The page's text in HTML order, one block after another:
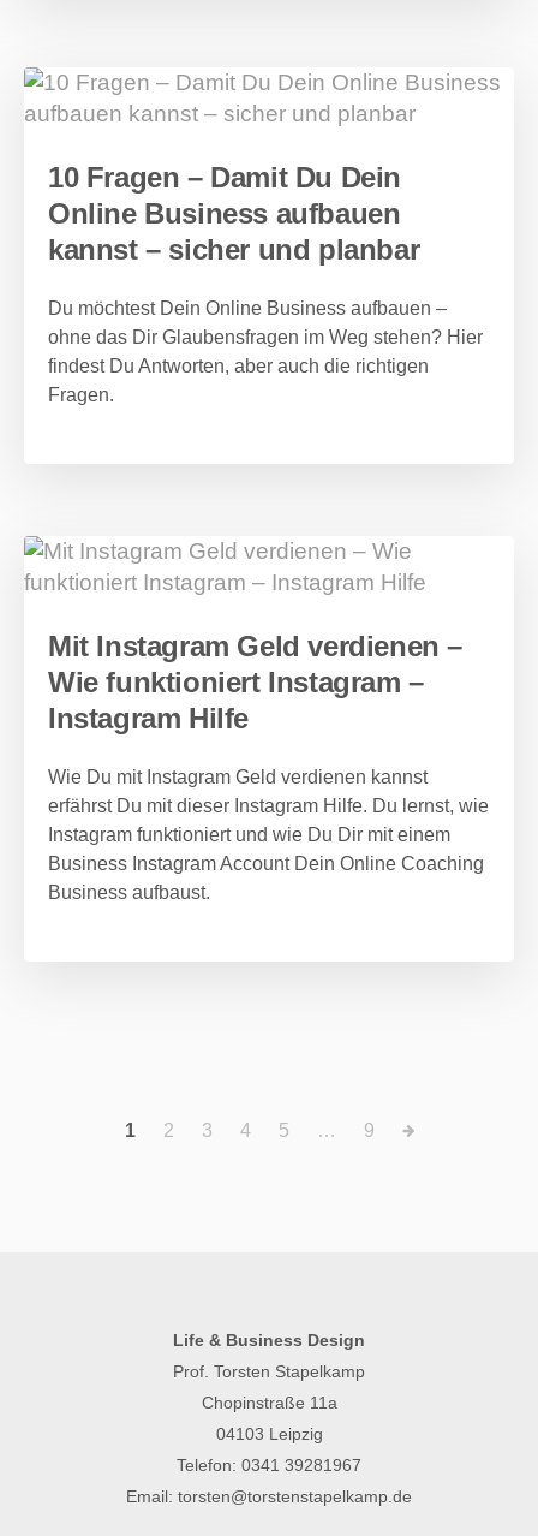
10 Fragen – Damit Du Dein
Online Business aufbauen
kannst – sicher und planbar
Du möchtest Dein Online Business aufbauen –
ohne das Dir Glaubensfragen im Weg stehen? Hier
findest Du Antworten, aber auch die richtigen
Fragen.
Mit Instagram Geld verdienen –
Wie funktioniert Instagram –
Instagram Hilfe
Wie Du mit Instagram Geld verdienen kannst
erfährst Du mit dieser Instagram Hilfe. Du lernst, wie
Instagram funktioniert und wie Du Dir mit einem
Business Instagram Account Dein Online Coaching
Business aufbaust.
1 2 3 4 5 … 9
Life & Business Design
Prof. Torsten Stapelkamp
Chopinstraße 11a
04103 Leipzig
Telefon: 0341 39281967
Email: torsten@torstenstapelkamp.de